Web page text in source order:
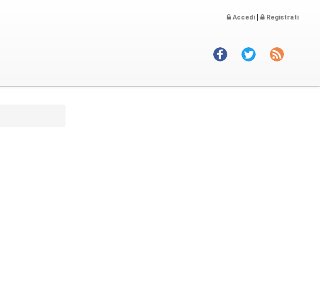
Accedi | Registrati